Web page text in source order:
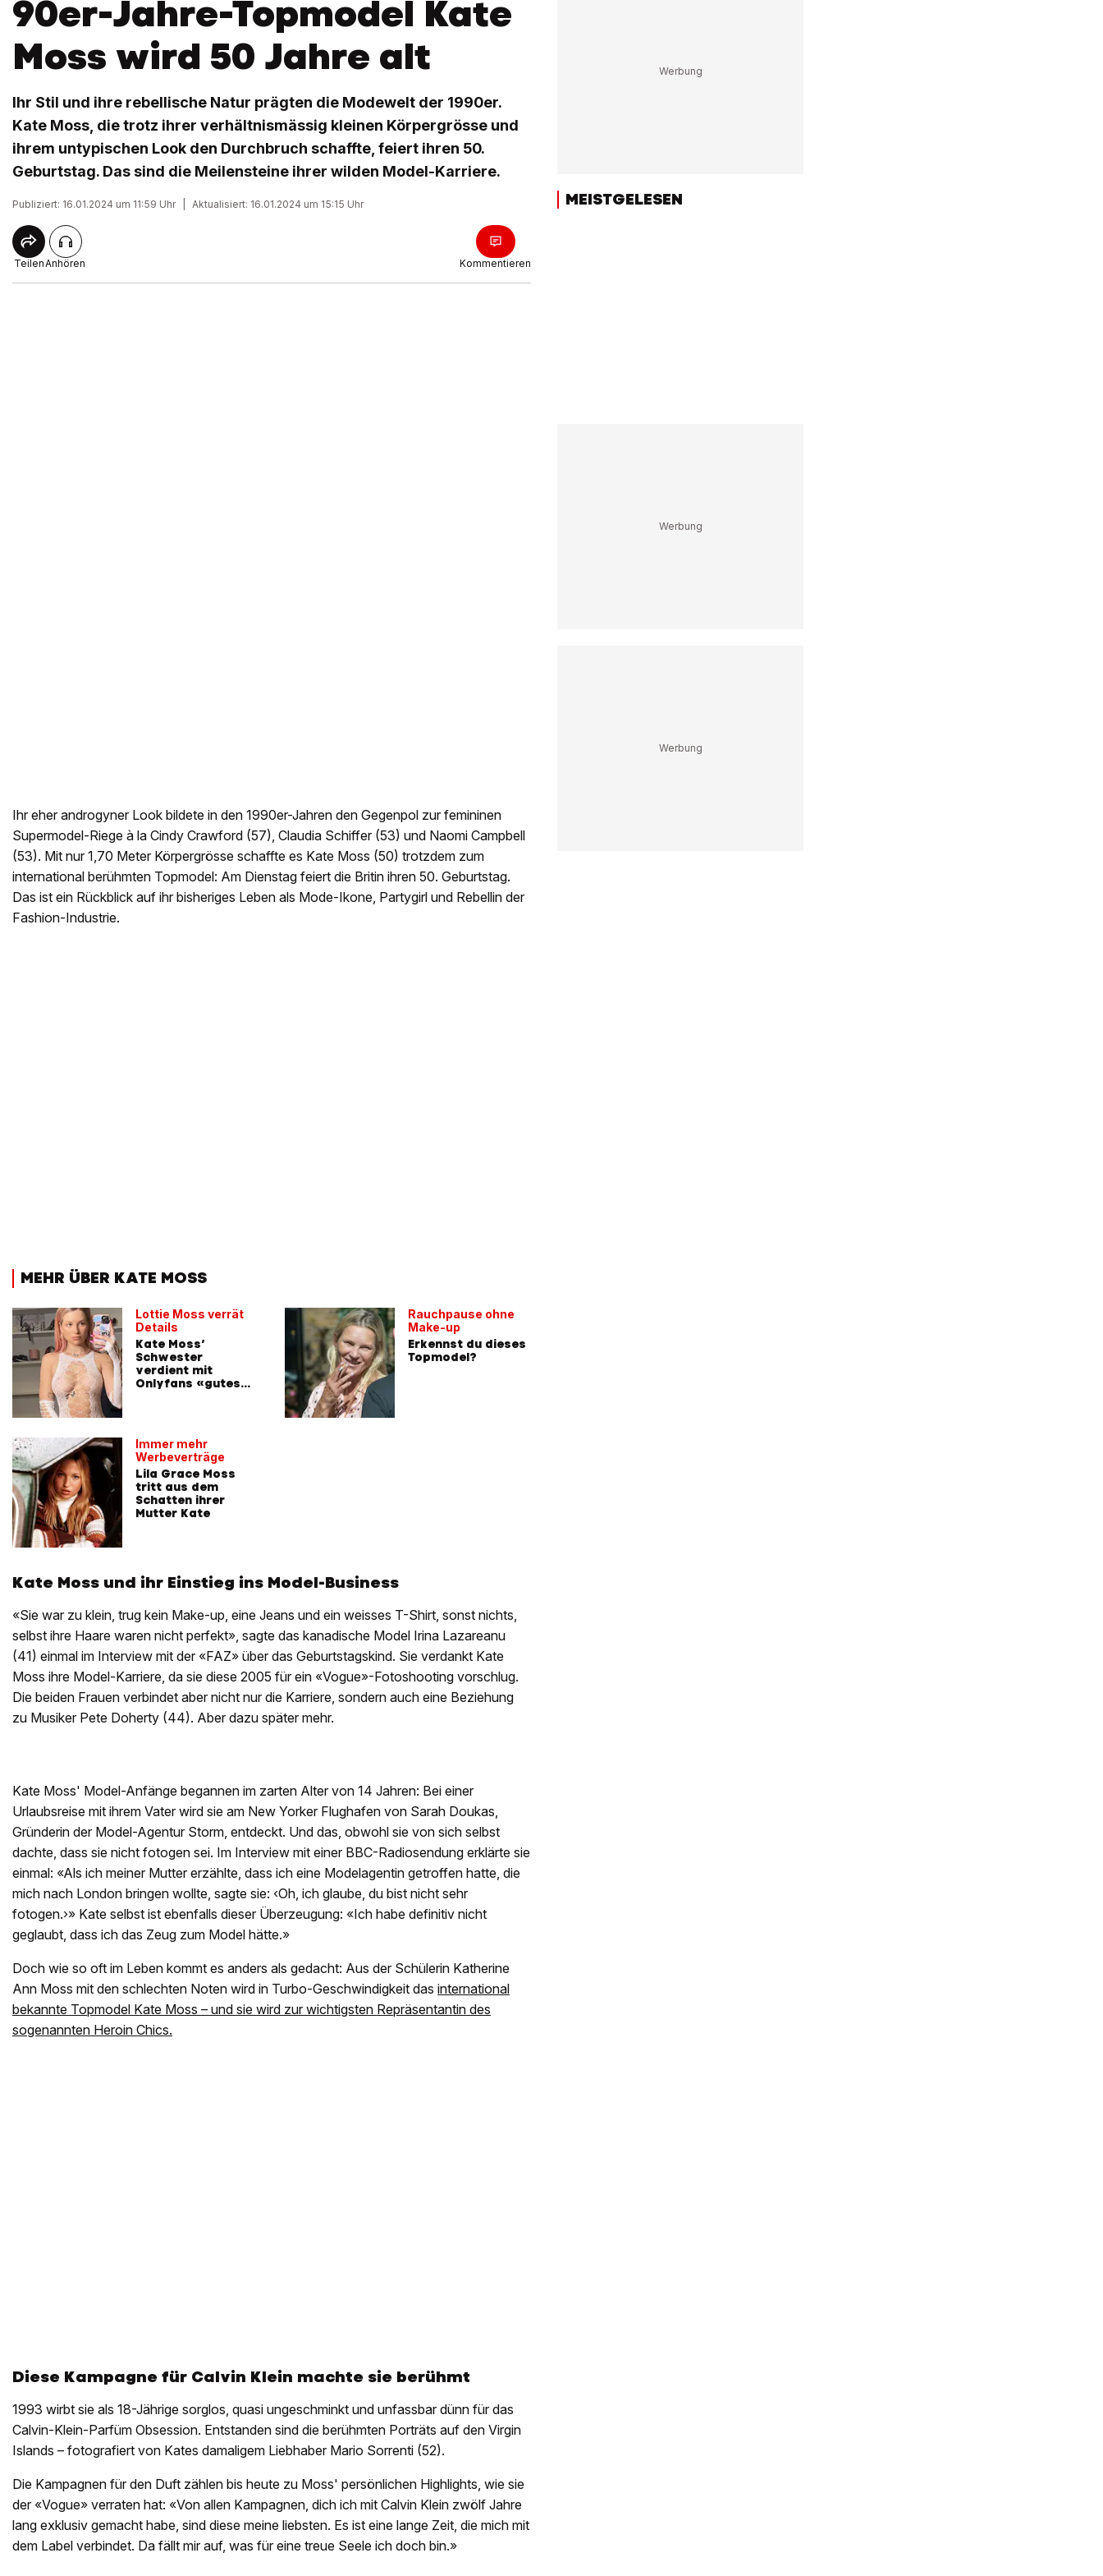
90er-Jahre-Topmodel Kate
Moss wird 50 Jahre alt
Ihr Stil und ihre rebellische Natur prägten die Modewelt der 1990er.
Kate Moss, die trotz ihrer verhältnismässig kleinen Körpergrösse und
ihrem untypischen Look den Durchbruch schaffte, feiert ihren 50.
Geburtstag. Das sind die Meilensteine ihrer wilden Model-Karriere.
Publiziert: 16.01.2024 um 11:59 Uhr Aktualisiert: 16.01.2024 um 15:15 Uhr
TeilenAnhören Kommentieren
Ihr eher androgyner Look bildete in den 1990er-Jahren den Gegenpol zur femininen
Supermodel-Riege à la Cindy Crawford (57), Claudia Schiffer (53) und Naomi Campbell
(53). Mit nur 1,70 Meter Körpergrösse schaffte es Kate Moss (50) trotzdem zum
international berühmten Topmodel: Am Dienstag feiert die Britin ihren 50. Geburtstag.
Das ist ein Rückblick auf ihr bisheriges Leben als Mode-Ikone, Partygirl und Rebellin der
Fashion-Industrie.
MEHR ÜBER KATE MOSS
Lottie Moss verrät
Details
Kate Moss’
Schwester
verdient mit
Onlyfans «gutes
Immer mehr
Werbeverträge
Lila Grace Moss
tritt aus dem
Schatten ihrer
Mutter Kate
Rauchpause ohne
Make-up
Erkennst du dieses
Topmodel?
Kate Moss und ihr Einstieg ins Model-Business
«Sie war zu klein, trug kein Make-up, eine Jeans und ein weisses T-Shirt, sonst nichts,
selbst ihre Haare waren nicht perfekt», sagte das kanadische Model Irina Lazareanu
(41) einmal im Interview mit der «FAZ» über das Geburtstagskind. Sie verdankt Kate
Moss ihre Model-Karriere, da sie diese 2005 für ein «Vogue»-Fotoshooting vorschlug.
Die beiden Frauen verbindet aber nicht nur die Karriere, sondern auch eine Beziehung
zu Musiker Pete Doherty (44). Aber dazu später mehr.
Kate Moss' Model-Anfänge begannen im zarten Alter von 14 Jahren: Bei einer
Urlaubsreise mit ihrem Vater wird sie am New Yorker Flughafen von Sarah Doukas,
Gründerin der Model-Agentur Storm, entdeckt. Und das, obwohl sie von sich selbst
dachte, dass sie nicht fotogen sei. Im Interview mit einer BBC-Radiosendung erklärte sie
einmal: «Als ich meiner Mutter erzählte, dass ich eine Modelagentin getroffen hatte, die
mich nach London bringen wollte, sagte sie: ‹Oh, ich glaube, du bist nicht sehr
fotogen.›» Kate selbst ist ebenfalls dieser Überzeugung: «Ich habe definitiv nicht
geglaubt, dass ich das Zeug zum Model hätte.»
Doch wie so oft im Leben kommt es anders als gedacht: Aus der Schülerin Katherine
Ann Moss mit den schlechten Noten wird in Turbo-Geschwindigkeit das international
bekannte Topmodel Kate Moss – und sie wird zur wichtigsten Repräsentantin des
sogenannten Heroin Chics.
Diese Kampagne für Calvin Klein machte sie berühmt
1993 wirbt sie als 18-Jährige sorglos, quasi ungeschminkt und unfassbar dünn für das
Calvin-Klein-Parfüm Obsession. Entstanden sind die berühmten Porträts auf den Virgin
Islands – fotografiert von Kates damaligem Liebhaber Mario Sorrenti (52).
Die Kampagnen für den Duft zählen bis heute zu Moss' persönlichen Highlights, wie sie
der «Vogue» verraten hat: «Von allen Kampagnen, dich ich mit Calvin Klein zwölf Jahre
lang exklusiv gemacht habe, sind diese meine liebsten. Es ist eine lange Zeit, die mich mit
dem Label verbindet. Da fällt mir auf, was für eine treue Seele ich doch bin.»
MEISTGELESEN